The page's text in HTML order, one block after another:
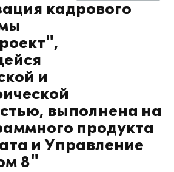
кадрового
и
выполнена на
продукта
и Управление
8"